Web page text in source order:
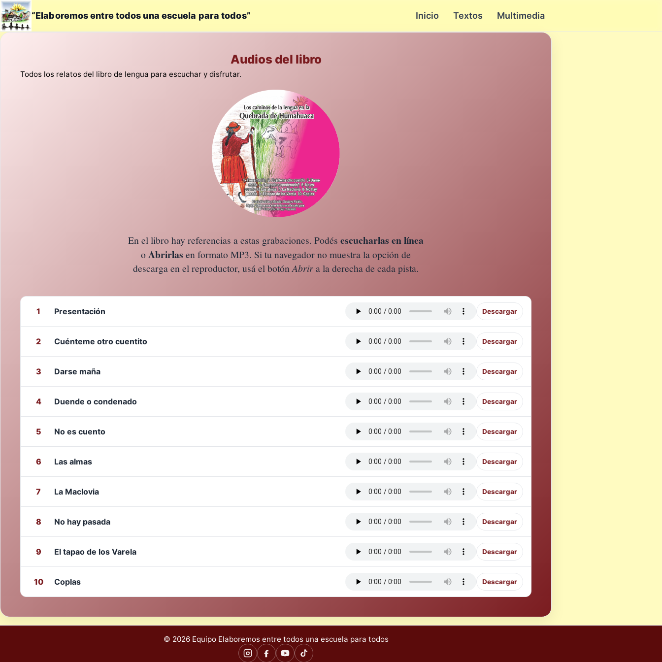
“Elaboremos entre todos una escuela para todos” Inicio Textos Multimedia
Audios del libro
Todos los relatos del libro de lengua para escuchar y disfrutar.
En el libro hay referencias a estas grabaciones. Podés escucharlas en línea
oAbrirlas en formato MP3. Si tu navegador no muestra la opción de
descarga en el reproductor, usá el botónAbrira la derecha de cada pista.
1 Presentación Descargar
2 Cuénteme otro cuentito Descargar
3 Darse maña Descargar
4 Duende o condenado Descargar
5 No es cuento Descargar
6 Las almas Descargar
7 La Maclovia Descargar
8 No hay pasada Descargar
9 El tapao de los Varela Descargar
10 Coplas Descargar
© 2026 Equipo Elaboremos entre todos una escuela para todos